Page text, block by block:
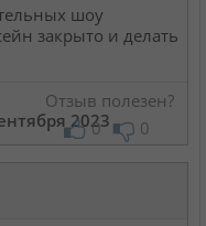
шоу
закрыто и делать
2023
Отзыв полезен?
0
0